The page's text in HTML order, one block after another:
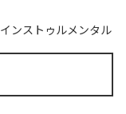
インストゥルメンタル